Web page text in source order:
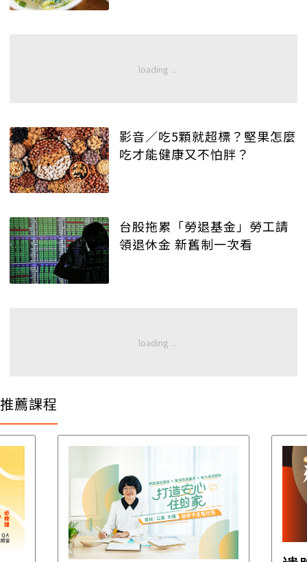
影音／吃5顆就超標？堅果怎麼
吃才能健康又不怕胖？
台股拖累「勞退基金」勞工請
領退休金 新舊制一次看
推薦課程